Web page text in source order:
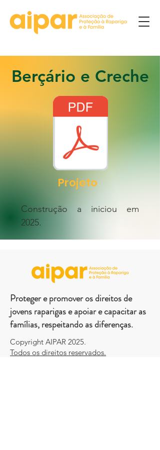
Berçário e Creche
Projeto
Construção a iniciou em
2025.
Proteger e promover os direitos de
jovens raparigas e apoiar e capacitar as
famílias, respeitando as diferenças.
Copyright AIPAR 2025.
Todos os direitos reservados.